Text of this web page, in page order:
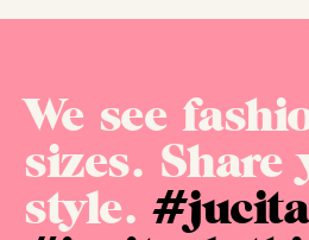
We see
sizes. Share
style.#jucita